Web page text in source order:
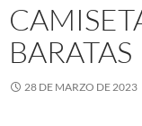
BARATAS
28 DE MARZO DE 2023